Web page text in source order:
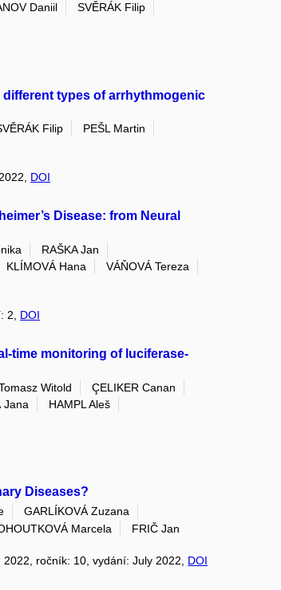
Daniil
SVĚRÁK Filip
types of arrhythmogenic
Filip
PEŠL Martin
DOI
Disease: from Neural
RAŠKA Jan
KLÍMOVÁ Hana
VÁŇOVÁ Tereza
2, DOI
time monitoring of luciferase-
Witold
ÇELIKER Canan
Jana
HAMPL Aleš
Diseases?
GARLÍKOVÁ Zuzana
Marcela
FRIČ Jan
2022, ročník: 10, vydání: July 2022, DOI